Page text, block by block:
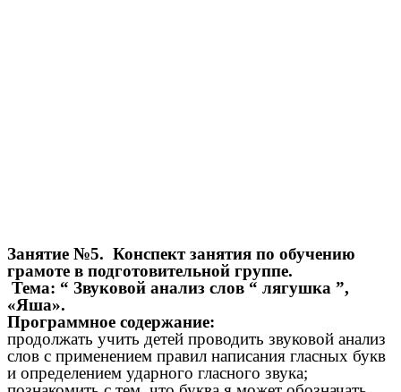
Занятие №5. Конспект занятия по обучению
грамоте в подготовительной группе.
Тема: “ Звуковой анализ слов “ лягушка ”,
«Яша».
Программное содержание:
продолжать учить детей проводить звуковой анализ
слов с применением правил написания гласных букв
и определением ударного гласного звука;